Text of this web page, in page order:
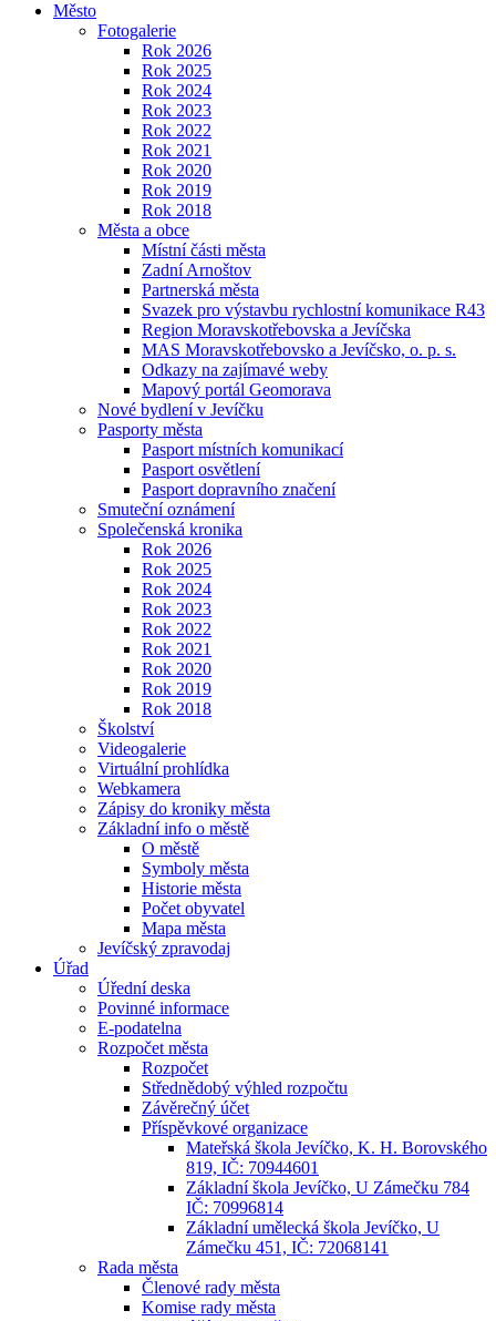
Město
Fotogalerie
Rok 2026
Rok 2025
Rok 2024
Rok 2023
Rok 2022
Rok 2021
Rok 2020
Rok 2019
Rok 2018
Města a obce
Místní části města
Zadní Arnoštov
Partnerská města
Svazek pro výstavbu rychlostní komunikace R43
Region Moravskotřebovska a Jevíčska
MAS Moravskotřebovsko a Jevíčsko, o. p. s.
Odkazy na zajímavé weby
Mapový portál Geomorava
Nové bydlení v Jevíčku
Pasporty města
Pasport místních komunikací
Pasport osvětlení
Pasport dopravního značení
Smuteční oznámení
Společenská kronika
Rok 2026
Rok 2025
Rok 2024
Rok 2023
Rok 2022
Rok 2021
Rok 2020
Rok 2019
Rok 2018
Školství
Videogalerie
Virtuální prohlídka
Webkamera
Zápisy do kroniky města
Základní info o městě
O městě
Symboly města
Historie města
Počet obyvatel
Mapa města
Jevíčský zpravodaj
Úřad
Úřední deska
Povinné informace
E-podatelna
Rozpočet města
Rozpočet
Střednědobý výhled rozpočtu
Závěrečný účet
Příspěvkové organizace
Mateřská škola Jevíčko, K. H. Borovského
819, IČ: 70944601
Základní škola Jevíčko, U Zámečku 784
IČ: 70996814
Základní umělecká škola Jevíčko, U
Zámečku 451, IČ: 72068141
Rada města
Členové rady města
Komise rady města